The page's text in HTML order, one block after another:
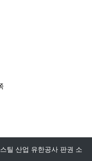
틸 산업 유한공사 판권 소